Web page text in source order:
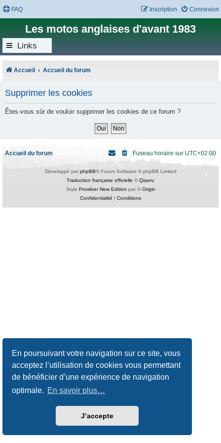
En poursuivant votre navigation sur ce site, vous
acceptez l’utilisation de cookies vous permettant
de bénéficier d’une expérience de navigation
optimale. En savoir plus…
J’accepte
FAQ Connexion
Inscription
Les motos anglaises d'avant 1983
Links
Accueil Accueil du forum
Supprimer les cookies
Êtes-vous sûr de vouloir supprimer les cookies de ce forum ?
Accueil du forum Fuseau horaire sur UTC+02:00
Développé par phpBB® Forum Software © phpBB Limited
Traduction française officielle ©Qiaeru
Style Prosilver New Edition par ©Origin
Confidentialité | Conditions